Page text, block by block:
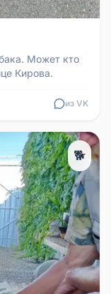
Может кто
Кирова.
из VK
🐕